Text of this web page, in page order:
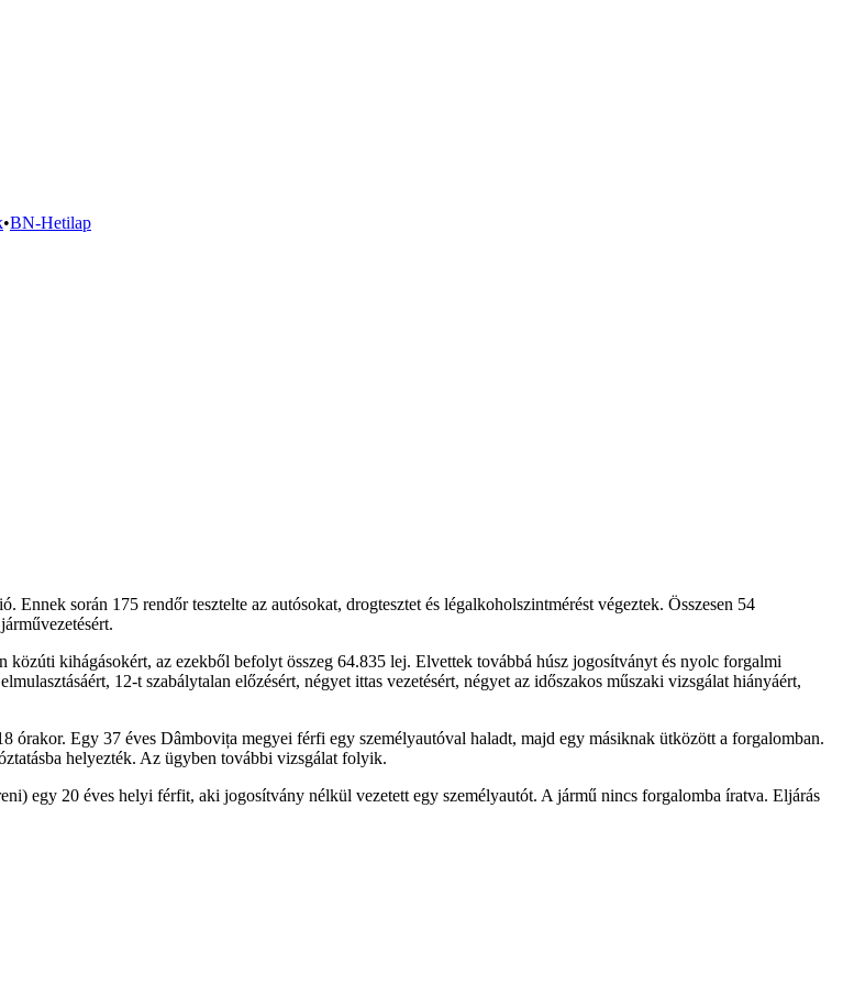
•BN-Hetilap
során 175 rendőr tesztelte az autósokat, drogtesztet és légalkoholszintmérést végeztek. Összesen 54
kihágásokért, az ezekből befolyt összeg 64.835 lej. Elvettek továbbá húsz jogosítványt és nyolc forgalmi
12-t szabálytalan előzésért, négyet ittas vezetésért, négyet az időszakos műszaki vizsgálat hiányáért,
órakor. Egy 37 éves Dâmbovița megyei férfi egy személyautóval haladt, majd egy másiknak ütközött a forgalomban.
helyezték. Az ügyben további vizsgálat folyik.
egy 20 éves helyi férfit, aki jogosítvány nélkül vezetett egy személyautót. A jármű nincs forgalomba íratva. Eljárás